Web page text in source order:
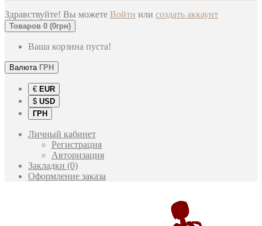
Здравствуйте! Вы можете Войти или создать аккаунт
Товаров 0 (0грн)
Ваша корзина пуста!
Валюта ГРН
€ EUR
$ USD
ГРН
Личный кабинет
Регистрация
Авторизация
Закладки (0)
Оформление заказа